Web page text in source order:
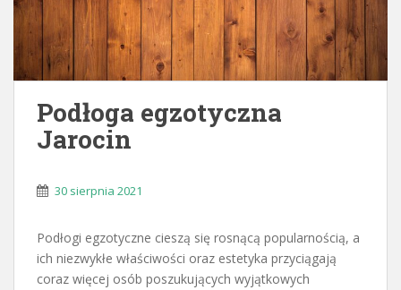
Podłoga egzotyczna
Jarocin
30 sierpnia 2021
Podłogi egzotyczne cieszą się rosnącą popularnością, a
ich niezwykłe właściwości oraz estetyka przyciągają
coraz więcej osób poszukujących wyjątkowych